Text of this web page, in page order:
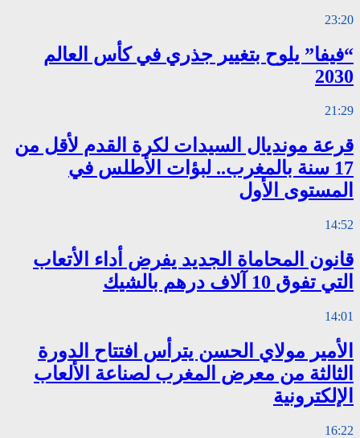
23:20
“فيفا” يلوح بتغيير جذري في كأس العالم
2030
21:29
قرعة مونديال السيدات لكرة القدم لأقل من
17 سنة بالمغرب.. لبؤات الأطلس في
المستوى الأول
14:52
قانون المحاماة الجديد يفرض أداء الأتعاب
التي تفوق 10 آلاف درهم بالشيك
14:01
الأمير مولاي الحسن يترأس افتتاح الدورة
الثالثة من معرض المغرب لصناعة الألعاب
الإلكترونية
16:22